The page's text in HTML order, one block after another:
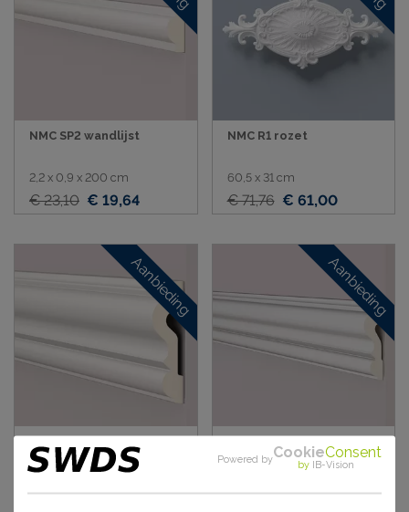
NMC SP2 wandlijst
2,2 x 0,9 x 200 cm
€ 23,10 € 19,64
NMC R1 rozet
60,5 x 31 cm
€ 71,76 € 61,00
Aanbieding Aanbieding
Powered byCookieConsent
by IB-Vision